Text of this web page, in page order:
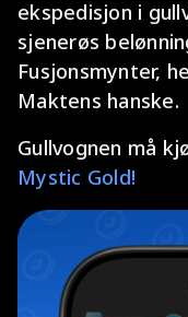
ekspedisjon i
sjenerøs
Fusjonsmynter,
Maktens hanske.
Gullvognen må
Mystic Gold!